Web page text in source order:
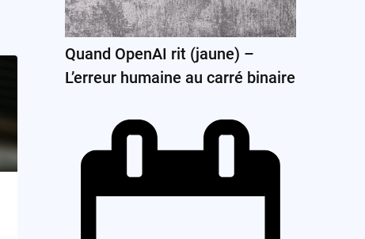
Quand OpenAI rit (jaune) –
L’erreur humaine au carré binaire